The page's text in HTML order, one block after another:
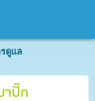
ดูแล
าปั๊ก